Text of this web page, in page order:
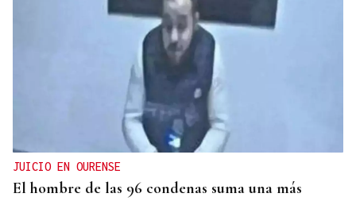
JUICIO EN OURENSE
El hombre de las 96 condenas suma una más